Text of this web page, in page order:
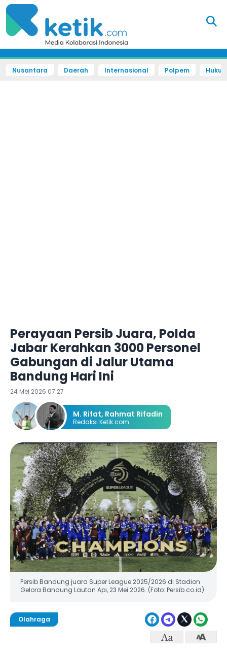
Nusantara Daerah Internasional Polpem
Perayaan Persib Juara, Polda
Jabar Kerahkan 3000 Personel
Gabungan di Jalur Utama
Bandung Hari Ini
24 Mei 2026 07:27
M. Rifat, Rahmat Rifadin
Redaksi Ketik.com
Persib Bandung juara Super League 2025/2026 di Stadion
Gelora Bandung Lautan Api, 23 Mei 2026. (Foto: Persib.co.id)
Olahraga